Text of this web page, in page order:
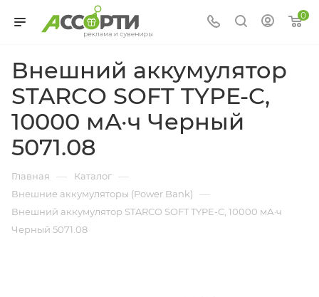
0
Внешний аккумулятор
STARCO SOFT TYPE-C,
10000 мА·ч Черный
5071.08
Главная — Каталог —
Внешние аккумуляторы (Power Bank) —
Внешний аккумулятор STARCO SOFT TYPE-C, 10000 мА·ч
Черный 5071.08